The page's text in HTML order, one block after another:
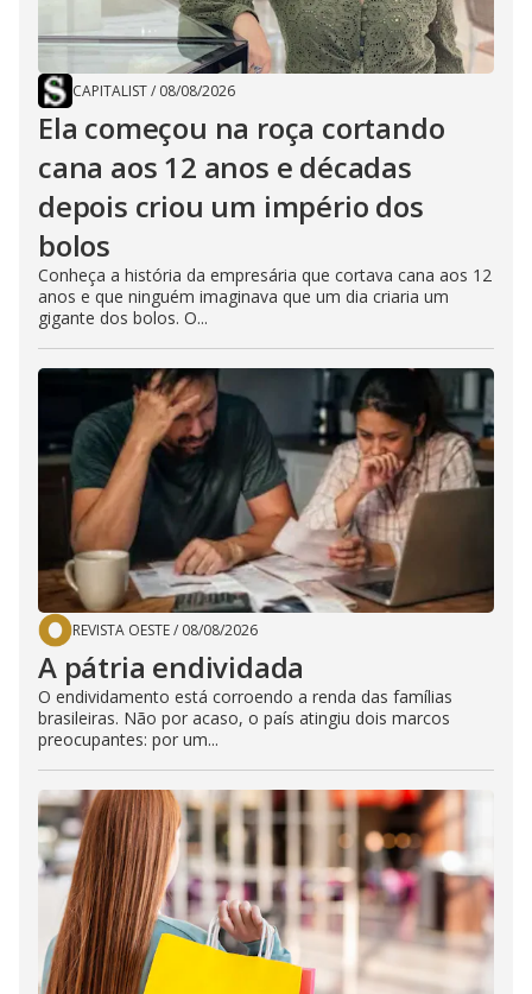
CAPITALIST/ 08/08/2026
Ela começou na roça cortando
cana aos 12 anos e décadas
depois criou um império dos
bolos
Conheça a história da empresária que cortava cana aos 12
anos e que ninguém imaginava que um dia criaria um
gigante dos bolos. O...
REVISTA OESTE/ 08/08/2026
A pátria endividada
O endividamento está corroendo a renda das famílias
brasileiras. Não por acaso, o país atingiu dois marcos
preocupantes: por um...